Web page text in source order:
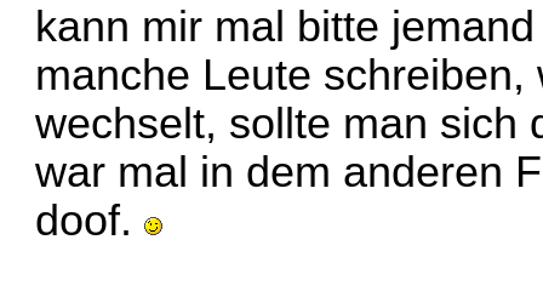
kann mir mal bitte
manche Leute
wechselt, sollte man sich
war mal in dem anderen
doof.